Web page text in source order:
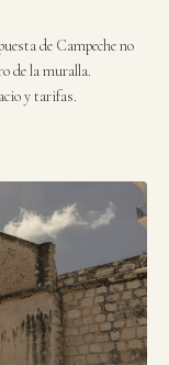
de Campeche no
de la muralla.
y tarifas.